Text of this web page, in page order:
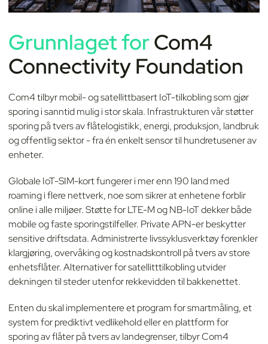
Grunnlaget forCom4
Connectivity Foundation
Com4 tilbyr mobil- og satellittbasert IoT-tilkobling som gjør
sporing i sanntid mulig i stor skala. Infrastrukturen vår støtter
sporing på tvers av flåtelogistikk, energi, produksjon, landbruk
og offentlig sektor - fra én enkelt sensor til hundretusener av
enheter.
Globale IoT-SIM-kort fungerer i mer enn 190 land med
roaming i flere nettverk, noe som sikrer at enhetene forblir
online i alle miljøer. Støtte for LTE-M og NB-IoT dekker både
mobile og faste sporingstilfeller. Private APN-er beskytter
sensitive driftsdata. Administrerte livssyklusverktøy forenkler
klargjøring, overvåking og kostnadskontroll på tvers av store
enhetsflåter. Alternativer for satellitttilkobling utvider
dekningen til steder utenfor rekkevidden til bakkenettet.
Enten du skal implementere et program for smartmåling, et
system for prediktivt vedlikehold eller en plattform for
sporing av flåter på tvers av landegrenser, tilbyr Com4